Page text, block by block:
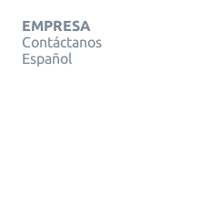
EMPRESA
Contáctanos
Español